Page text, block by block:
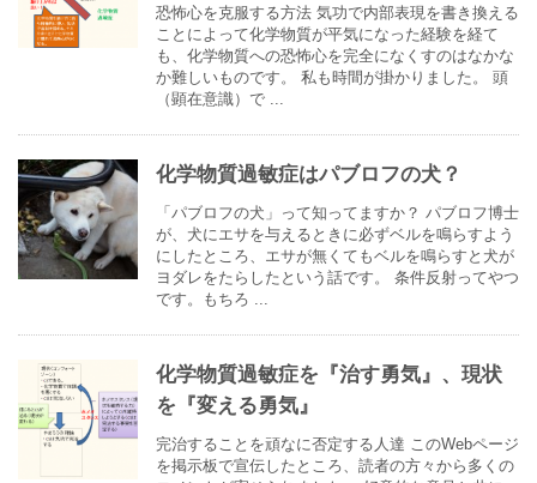
恐怖心を克服する方法 気功で内部表現を書き換える
ことによって化学物質が平気になった経験を経て
も、化学物質への恐怖心を完全になくすのはなかな
か難しいものです。 私も時間が掛かりました。 頭
（顕在意識）で ...
化学物質過敏症はパブロフの犬？
「パブロフの犬」って知ってますか？ パブロフ博士
が、犬にエサを与えるときに必ずベルを鳴らすよう
にしたところ、エサが無くてもベルを鳴らすと犬が
ヨダレをたらしたという話です。 条件反射ってやつ
です。もちろ ...
化学物質過敏症を『治す勇気』、現状
を『変える勇気』
完治することを頑なに否定する人達 このWebページ
を掲示板で宣伝したところ、読者の方々から多くの